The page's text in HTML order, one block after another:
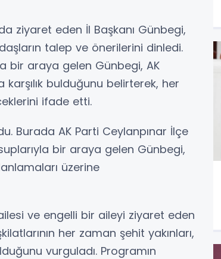
ziyaret eden İl Başkanı Günbegi,
talep ve önerilerini dinledi.
bir araya gelen Günbegi, AK
bulduğunu belirterek, her
ifade etti.
Burada AK Parti Ceylanpınar İlçe
bir araya gelen Günbegi,
üzerine
ve engelli bir aileyi ziyaret eden
her zaman şehit yakınları,
vurguladı. Programın